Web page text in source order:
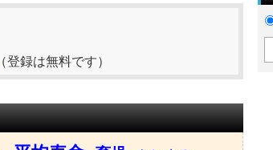
（登録は無料です）